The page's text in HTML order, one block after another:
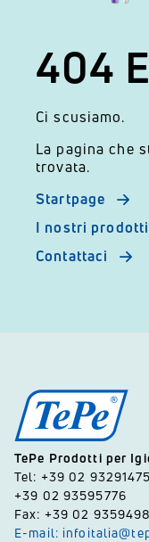
404
Ci scusiamo.
La pagina che
trovata.
Startpage
I nostri prodotti
Contattaci
TePe Prodotti per
Tel: +39 02
+39 02 93595776
Fax: +39 02
E-mail: